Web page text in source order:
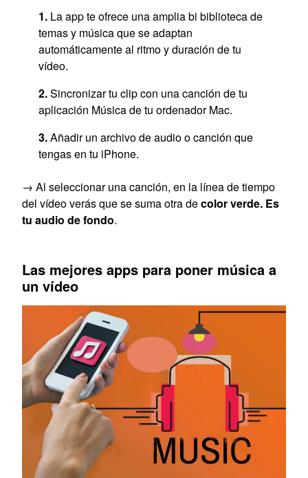
La app te ofrece una amplia bi biblioteca de
temas y música que se adaptan
automáticamente al ritmo y duración de tu
vídeo.
Sincronizar tu clip con una canción de tu
aplicación Música de tu ordenador Mac.
Añadir un archivo de audio o canción que
tengas en tu iPhone.
→ Al seleccionar una canción, en la línea de tiempo
del vídeo verás que se suma otra decolor verde. Es
tu audio de fondo.
Las mejores apps para poner música a
un vídeo